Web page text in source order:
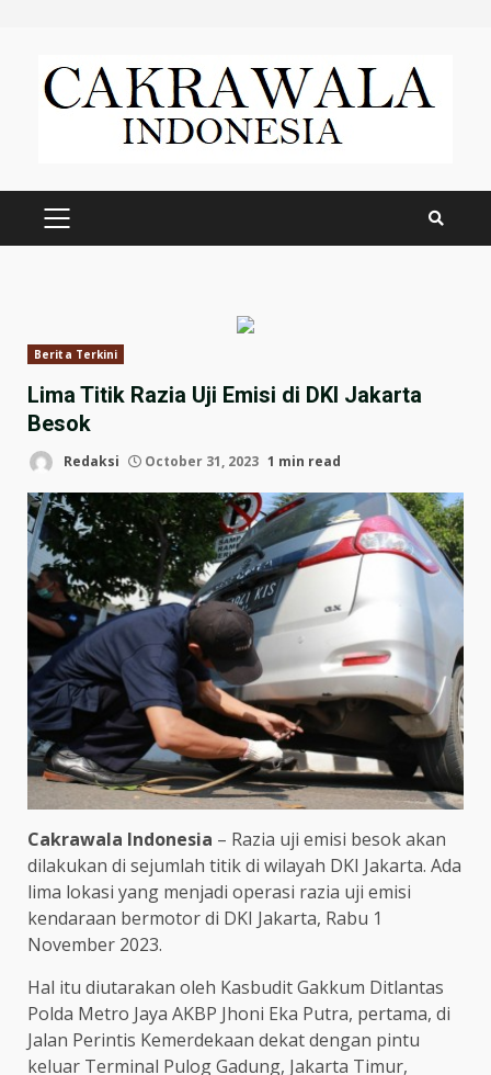
content
PRIMARY
Berita Terkini
Lima Titik Razia Uji Emisi di DKI Jakarta
Besok
Redaksi October 31, 2023 1 min read
Cakrawala Indonesia – Razia uji emisi besok akan
dilakukan di sejumlah titik di wilayah DKI Jakarta. Ada
lima lokasi yang menjadi operasi razia uji emisi
kendaraan bermotor di DKI Jakarta, Rabu 1
November 2023.
Hal itu diutarakan oleh Kasbudit Gakkum Ditlantas
Polda Metro Jaya AKBP Jhoni Eka Putra, pertama, di
Jalan Perintis Kemerdekaan dekat dengan pintu
keluar Terminal Pulog Gadung, Jakarta Timur,